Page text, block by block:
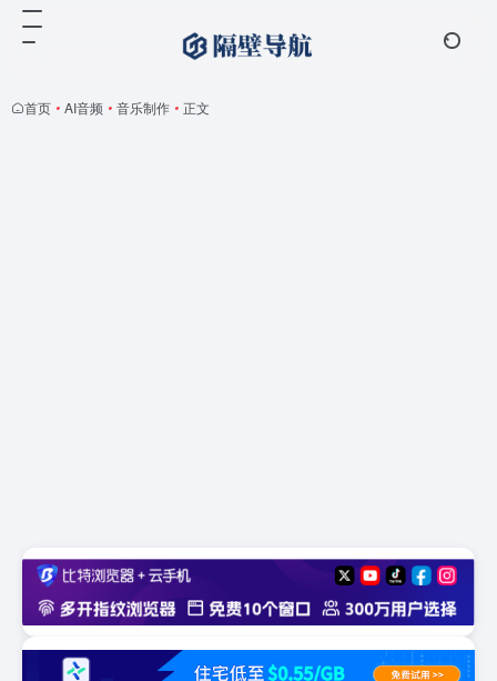
首页 • AI音频 • 音乐制作 • 正文